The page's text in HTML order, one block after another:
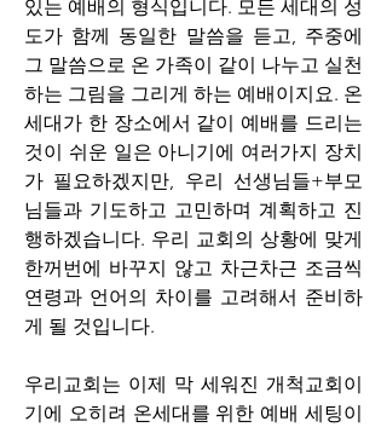
있는 예배의 형식입니다. 모든 세대의 성
도가 함께 동일한 말씀을 듣고, 주중에
그 말씀으로 온 가족이 같이 나누고 실천
하는 그림을 그리게 하는 예배이지요. 온
세대가 한 장소에서 같이 예배를 드리는
것이 쉬운 일은 아니기에 여러가지 장치
가 필요하겠지만, 우리 선생님들+부모
님들과 기도하고 고민하며 계획하고 진
행하겠습니다. 우리 교회의 상황에 맞게
한꺼번에 바꾸지 않고 차근차근 조금씩
연령과 언어의 차이를 고려해서 준비하
게 될 것입니다.
우리교회는 이제 막 세워진 개척교회이
기에 오히려 온세대를 위한 예배 세팅이